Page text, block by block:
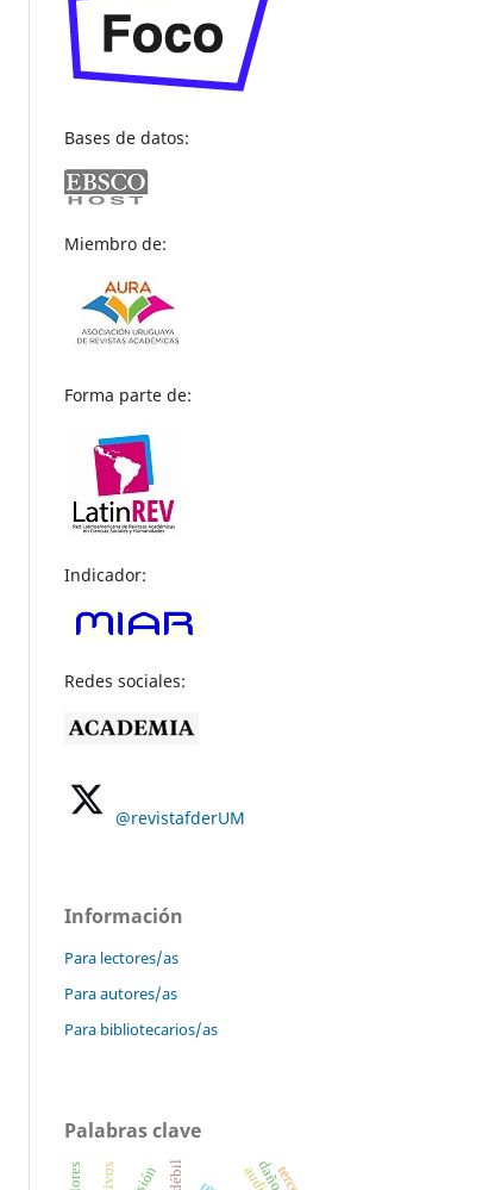
Bases de datos:
Miembro de:
Forma parte de:
Indicador:
Redes sociales:
@revistafderUM
Información
Para lectores/as
Para autores/as
Para bibliotecarios/as
Palabras clave